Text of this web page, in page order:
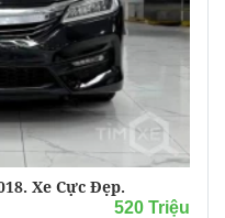
Xe Cực Đẹp.
520 Triệu